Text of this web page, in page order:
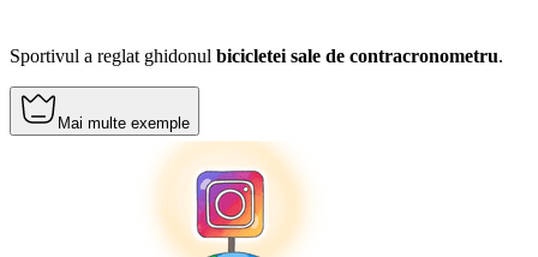
Sportivul a reglat ghidonul bicicletei sale de contracronometru.
Mai multe exemple